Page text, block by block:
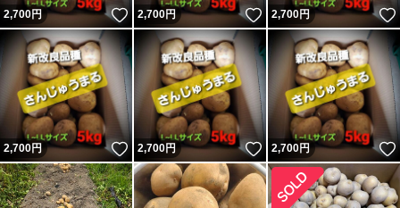
2,700円 いいね！
2,700円 いいね！
2,700円
2,700円 いいね！
2,700円 いいね！
2,700円